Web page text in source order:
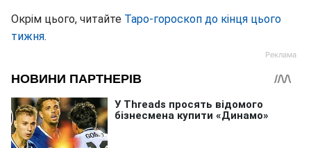
Окрім цього, читайте Таро-гороскоп до кінця цього
тижня.